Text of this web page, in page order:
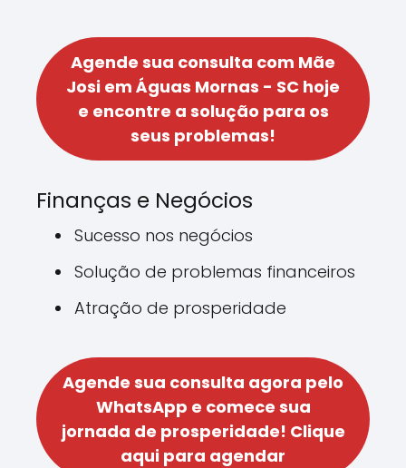
Agende sua consulta com Mãe
Josi em Águas Mornas - SC hoje
e encontre a solução para os
seus problemas!
Finanças e Negócios
Sucesso nos negócios
Solução de problemas financeiros
Atração de prosperidade
Agende sua consulta agora pelo
WhatsApp e comece sua
jornada de prosperidade! Clique
aqui para agendar